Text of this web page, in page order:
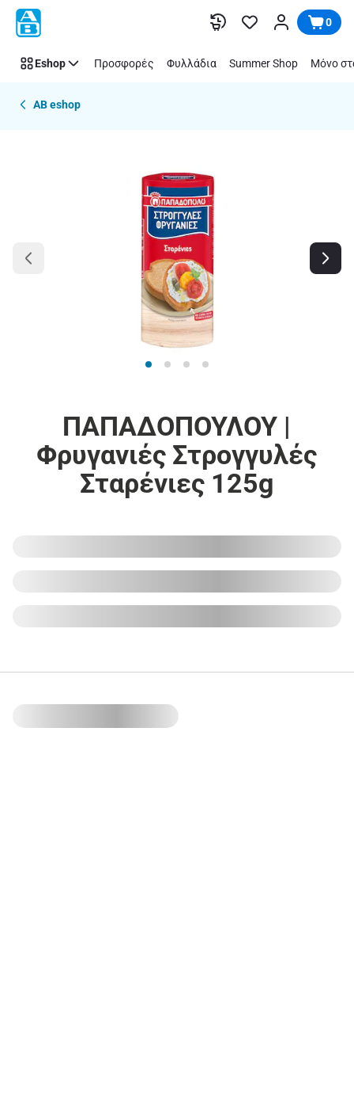
Παράλειψη 0
Eshop Προσφορές Φυλλάδια Summer Shop Μόνο
AB eshop
ΠΑΠΑΔΟΠΟΥΛΟΥ |
Φρυγανιές Στρογγυλές
Σταρένιες 125g